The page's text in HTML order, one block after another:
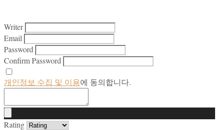
Writer
Email
Password
Confirm Password
개인정보 수집 및 이용에 동의합니다.
Rating